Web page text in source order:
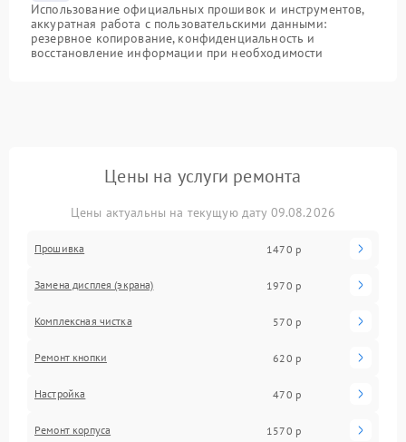
Использование официальных прошивок и инструментов,
аккуратная работа с пользовательскими данными:
резервное копирование, конфиденциальность и
восстановление информации при необходимости
Цены на услуги ремонта
Цены актуальны на текущую дату 09.08.2026
Прошивка 1470 р
Замена дисплея (экрана) 1970 р
Комплексная чистка 570 р
Ремонт кнопки 620 р
Настройка 470 р
Ремонт корпуса 1570 р